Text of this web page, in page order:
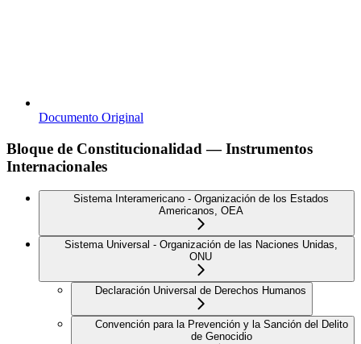
Documento Original
Bloque de Constitucionalidad — Instrumentos
Internacionales
Sistema Interamericano - Organización de los Estados
Americanos, OEA
Sistema Universal - Organización de las Naciones Unidas,
ONU
Declaración Universal de Derechos Humanos
Convención para la Prevención y la Sanción del Delito
de Genocidio